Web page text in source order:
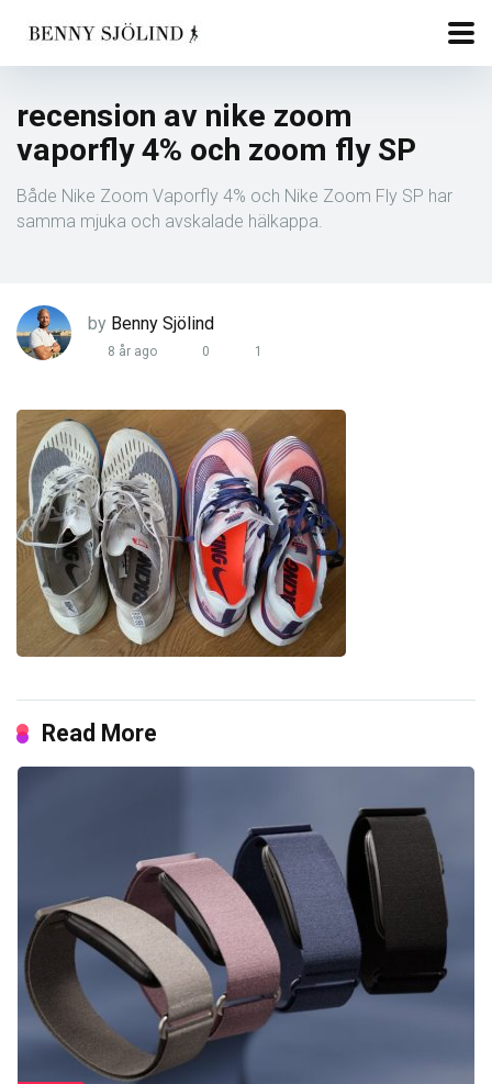
recension av nike zoom
vaporfly 4% och zoom fly SP
Både Nike Zoom Vaporfly 4% och Nike Zoom Fly SP har
samma mjuka och avskalade hälkappa.
by Benny Sjölind
8 år ago 0 1
Read More